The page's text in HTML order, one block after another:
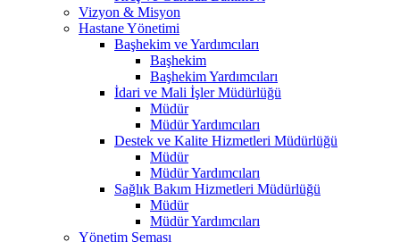
Vizyon & Misyon
Hastane Yönetimi
Başhekim ve Yardımcıları
Başhekim
Başhekim Yardımcıları
İdari ve Mali İşler Müdürlüğü
Müdür
Müdür Yardımcıları
Destek ve Kalite Hizmetleri Müdürlüğü
Müdür
Müdür Yardımcıları
Sağlık Bakım Hizmetleri Müdürlüğü
Müdür
Müdür Yardımcıları
Yönetim Şeması